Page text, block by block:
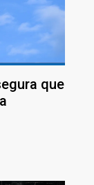
que